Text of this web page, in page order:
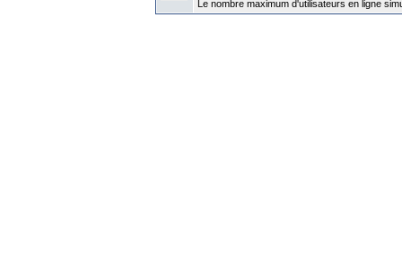
Le nombre maximum d'utilisateurs en ligne